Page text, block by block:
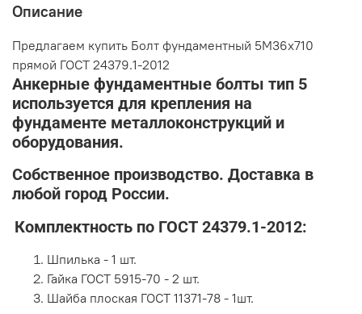
Описание
Предлагаем купить Болт фундаментный 5М36х710
прямой ГОСТ 24379.1-2012
Анкерные фундаментные болты тип 5
используется для крепления на
фундаменте металлоконструкций и
оборудования.
Собственное производство. Доставка в
любой город России.
Комплектность по ГОСТ 24379.1-2012:
Шпилька - 1 шт.
Гайка ГОСТ 5915-70 - 2 шт.
Шайба плоская ГОСТ 11371-78 - 1шт.